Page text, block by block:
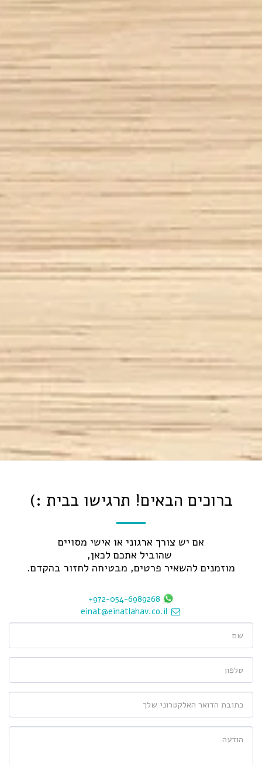
ברוכים הבאים! תרגישו בבית :)
מוזמנים להשאיר פרטים, מבטיחה לחזור בהקדם.
+972-054-6989268
einat@einatlahav.co.il